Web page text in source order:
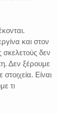
και στον
δεν
Δεν ξέρουμε
Είναι
τι